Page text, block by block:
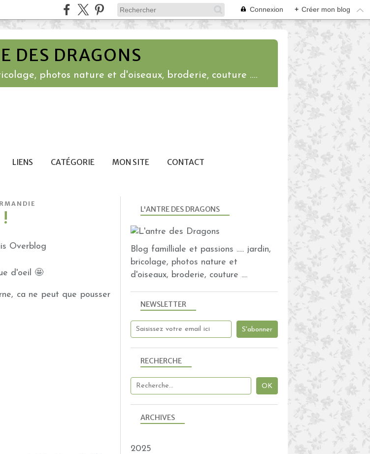
Connexion + Créer mon blog
DES DRAGONS
photos nature et d'oiseaux, broderie, couture ....
LIENS CATÉGORIE MON SITE CONTACT
Overblog
d'oeil 🤩
ca ne peut que pousser
NEWSLETTER
RECHERCHE
L'ANTRE DES DRAGONS
Blog familliale et passions ..... jardin,
bricolage, photos nature et
d'oiseaux, broderie, couture ....
ARCHIVES
2025